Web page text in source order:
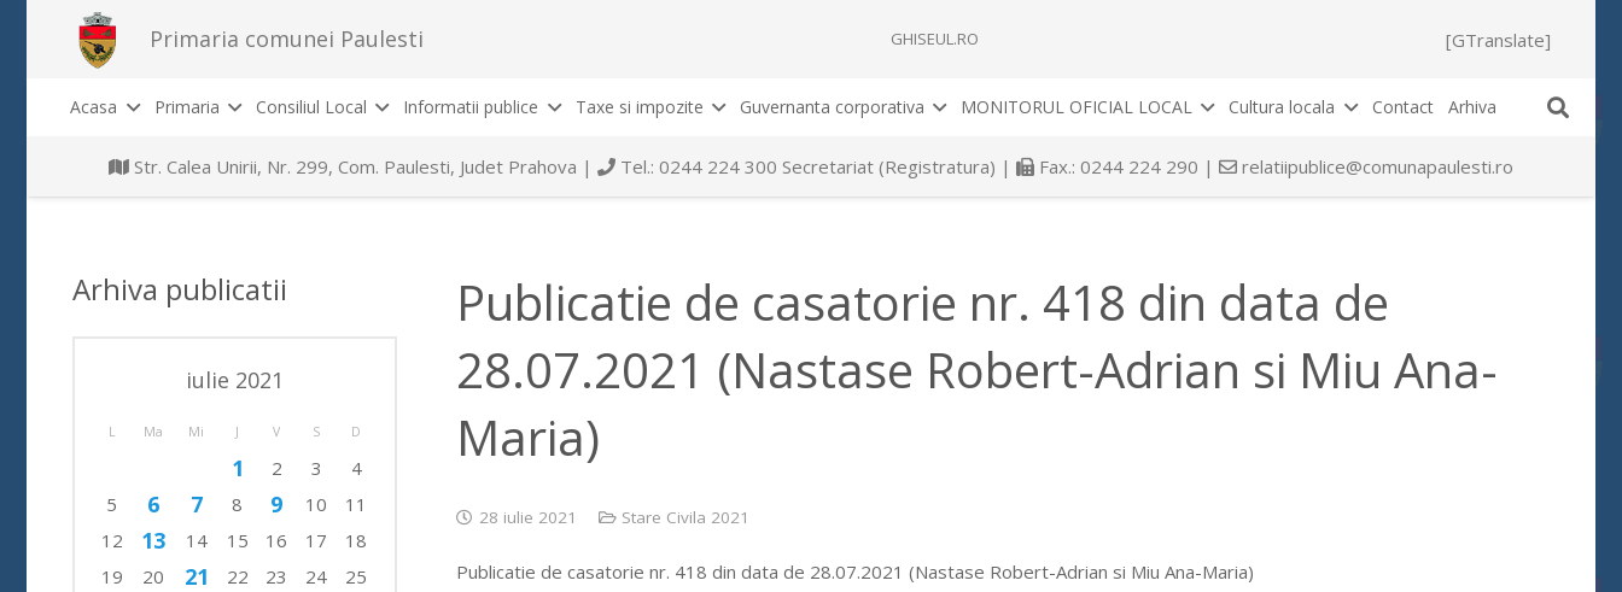
Primaria comunei Paulesti GHISEUL.RO [GTranslate]
Acasa Primaria Consiliul Local Informatii publice Taxe si impozite Guvernanta corporativa MONITORUL OFICIAL LOCAL Cultura locala Contact Arhiva
Str. Calea Unirii, Nr. 299, Com. Paulesti, Judet Prahova | Tel.: 0244 224 300 Secretariat (Registratura) | Fax.: 0244 224 290 | relatiipublice@comunapaulesti.ro
Publicatie de casatorie nr. 418 din data de
28.07.2021 (Nastase Robert-Adrian si Miu Ana-
Maria)
28 iulie 2021 Stare Civila 2021
Publicatie de casatorie nr. 418 din data de 28.07.2021 (Nastase Robert-Adrian si Miu Ana-Maria)
Arhiva publicatii
iulie 2021
L Ma Mi J V S D
1 2 3
4
5
6 7 8 9 10
11
12
13 14 15 16 17
18
19
20 21 22 23 24
25